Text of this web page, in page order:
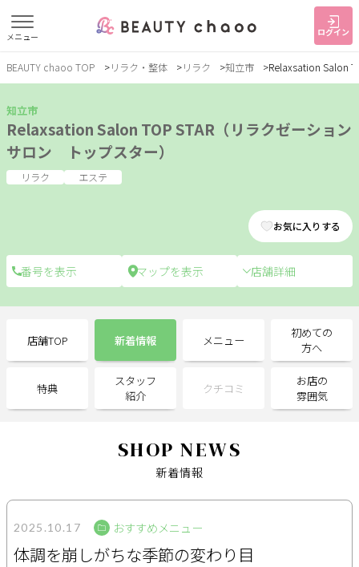
メニュー ログイン
すでに会員の方 はじめてご利用の方
ジャンルで探す
トレーニング
サービス
大人女子トピック ランキング
サポート
プライバシーポリシー
サイトマップ
お知らせ
お問い合わせ
掲載店様
BEAUTY chaoo TOP リラク・整体 リラク 知立市 Relaxsation Salon
知立市
Relaxsation Salon TOP STAR（リラクゼーション
サロン トップスター）
リラク エステ
お気に入りする
店舗詳細
店舗TOP 新着情報 メニュー
初めての
方へ
特典
スタッフ
紹介
クチコミ
お店の
雰囲気
SHOP NEWS
新着情報
2025.10.17 おすすめメニュー
体調を崩しがちな季節の変わり目